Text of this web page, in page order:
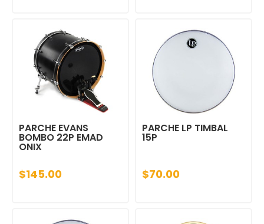
PARCHE EVANS
BOMBO 22P EMAD
ONIX
$145.00
PARCHE LP TIMBAL
15P
$70.00